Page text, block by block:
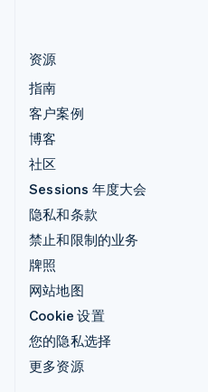
资源
指南
客户案例
博客
社区
Sessions 年度大会
隐私和条款
禁止和限制的业务
牌照
网站地图
Cookie 设置
您的隐私选择
更多资源